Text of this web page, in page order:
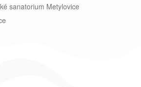
sanatorium Metylovice